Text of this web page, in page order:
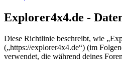
Explorer4x4.de -
Diese Richtlinie beschreibt, wie
(„https://explorer4x4.de“) (im
verwendet, die während deines